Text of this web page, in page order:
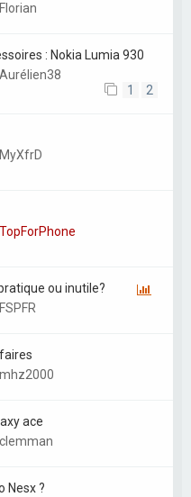
Florian
: Nokia Lumia 930
Aurélien38
1 2
MyXfrD
TopForPhone
ou inutile?
FSPFR
mhz2000
ace
clemman
Nesx ?